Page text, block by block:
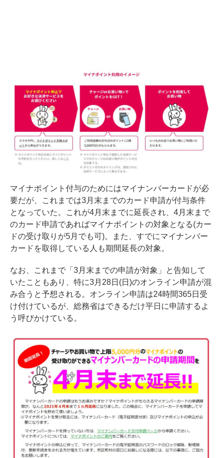
マイナポイント付与のためにはマイナンバーカードが必
要だが、これまでは3月末までのカード申請が付与条件
となっていた。これが4月末までに延長され、4月末まで
のカード申請であればマイナポイントの対象となる(カー
ドの受け取りが5月でも可)。また、すでにマイナンバー
カードを取得している人も期間延長の対象。
なお、これまで「3月末までの申請が対象」と告知して
いたこともあり、特に3月28日(日)のオンライン申請が混
み合うと予想される。オンライン申請は24時間365日受
け付けているが、総務省はできるだけ平日に申請するよ
う呼びかけている。